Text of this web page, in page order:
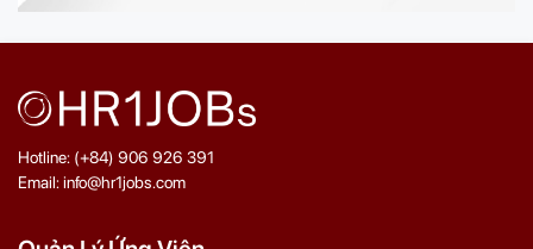
Hotline: (+84) 906 926 391
Email: info@hr1jobs.com